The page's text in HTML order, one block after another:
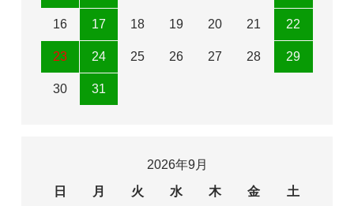
16 17 18 19 20 21 22
23 24 25 26 27 28 29
30 31
2026年9月
日
月 火 水 木 金 土